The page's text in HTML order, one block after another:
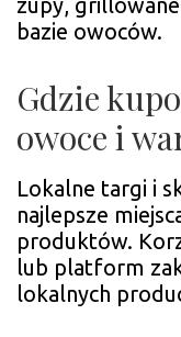
zupy,
bazie owoców.
Gdzie
owoce i
Lokalne targi i
najlepsze
produktów.
lub platform
lokalnych